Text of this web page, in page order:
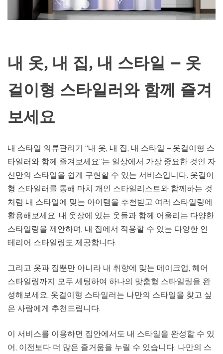
내 옷, 내 집, 내 스타일 – 옷
걸이형 스타일러와 함께 즐겨
보세요
내 스타일 의류관리기 “내 옷, 내 집, 내 스타일 – 옷걸이형 스
타일러와 함께 즐겨보세요”는 일상에서 가장 중요한 것인 자
신만의 스타일을 쉽게 구현할 수 있는 서비스입니다. 옷걸이
형 스타일러를 통해 마치 개인 스타일리스트와 함께하는 것
처럼 내 스타일에 맞는 아이템을 추천받고 여러 스타일링에
활용해보세요. 내 옷장에 있는 옷들과 함께 어울리는 다양한
스타일링을 제안하며, 내 집에서 적용할 수 있는 다양한 인
테리어 스타일링도 제공합니다.
그리고 옷과 집뿐만 아니라 내 취향에 맞는 메이크업, 헤어
스타일링까지 모두 세팅하여 하나의 맞춤형 스타일링을 완
성해보세요. 옷걸이형 스타일러는 나만의 스타일을 찾고 싶
은 사람에게 추천드립니다.
이 서비스를 이용하면 집안에서도 내 스타일을 완성할 수 있
어, 이전보다 더 많은 즐거움을 누릴 수 있습니다. 나만의 스